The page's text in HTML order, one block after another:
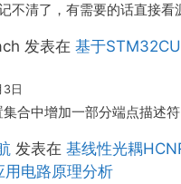
不清了，有需要的话直接看
发表在 基于
日
集合中增加一部分端点描述
发表在 基线性光耦
用电路原理分析